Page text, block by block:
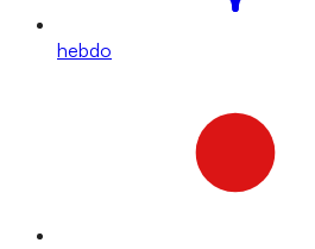
hebdo